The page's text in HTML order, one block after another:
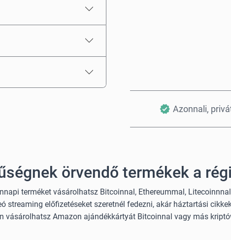
Azonnali,
örvendő termékek a
terméket vásárolhatsz Bitcoinnal, Ethereummal,
streaming előfizetéseket szeretnél fedezni, akár háztartási
vásárolhatsz Amazon ajándékkártyát Bitcoinnal vagy más